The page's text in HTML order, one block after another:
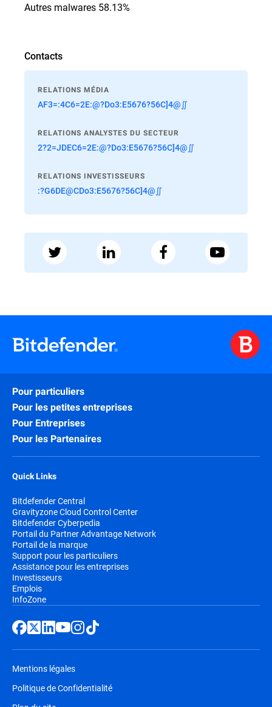
Autres malwares 58.13%
Contacts
RELATIONS MÉDIA
AF3=:4C6=2E:@?Do3:E5676?56C]4@∬
RELATIONS ANALYSTES DU SECTEUR
2?2=JDEC6=2E:@?Do3:E5676?56C]4@∬
RELATIONS INVESTISSEURS
:?G6DE@CDo3:E5676?56C]4@∬
Pour particuliers
Pour les petites entreprises
Pour Entreprises
Pour les Partenaires
Quick Links
Bitdefender Central
Gravityzone Cloud Control Center
Bitdefender Cyberpedia
Portail du Partner Advantage Network
Portail de la marque
Support pour les particuliers
Assistance pour les entreprises
Investisseurs
Emplois
InfoZone
Mentions légales
Politique de Confidentialité